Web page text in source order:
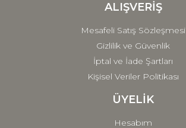
ALIŞVERİŞ
Mesafeli Satış Sözleşmesi
Gizlilik ve Güvenlik
İptal ve İade Şartları
Kişisel Veriler Politikası
ÜYELİK
Hesabım